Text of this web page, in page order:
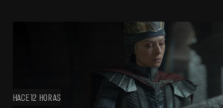
HACE 12 HORAS